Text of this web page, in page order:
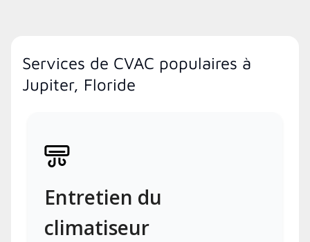
Services de CVAC populaires à
Jupiter, Floride
Entretien du
climatiseur